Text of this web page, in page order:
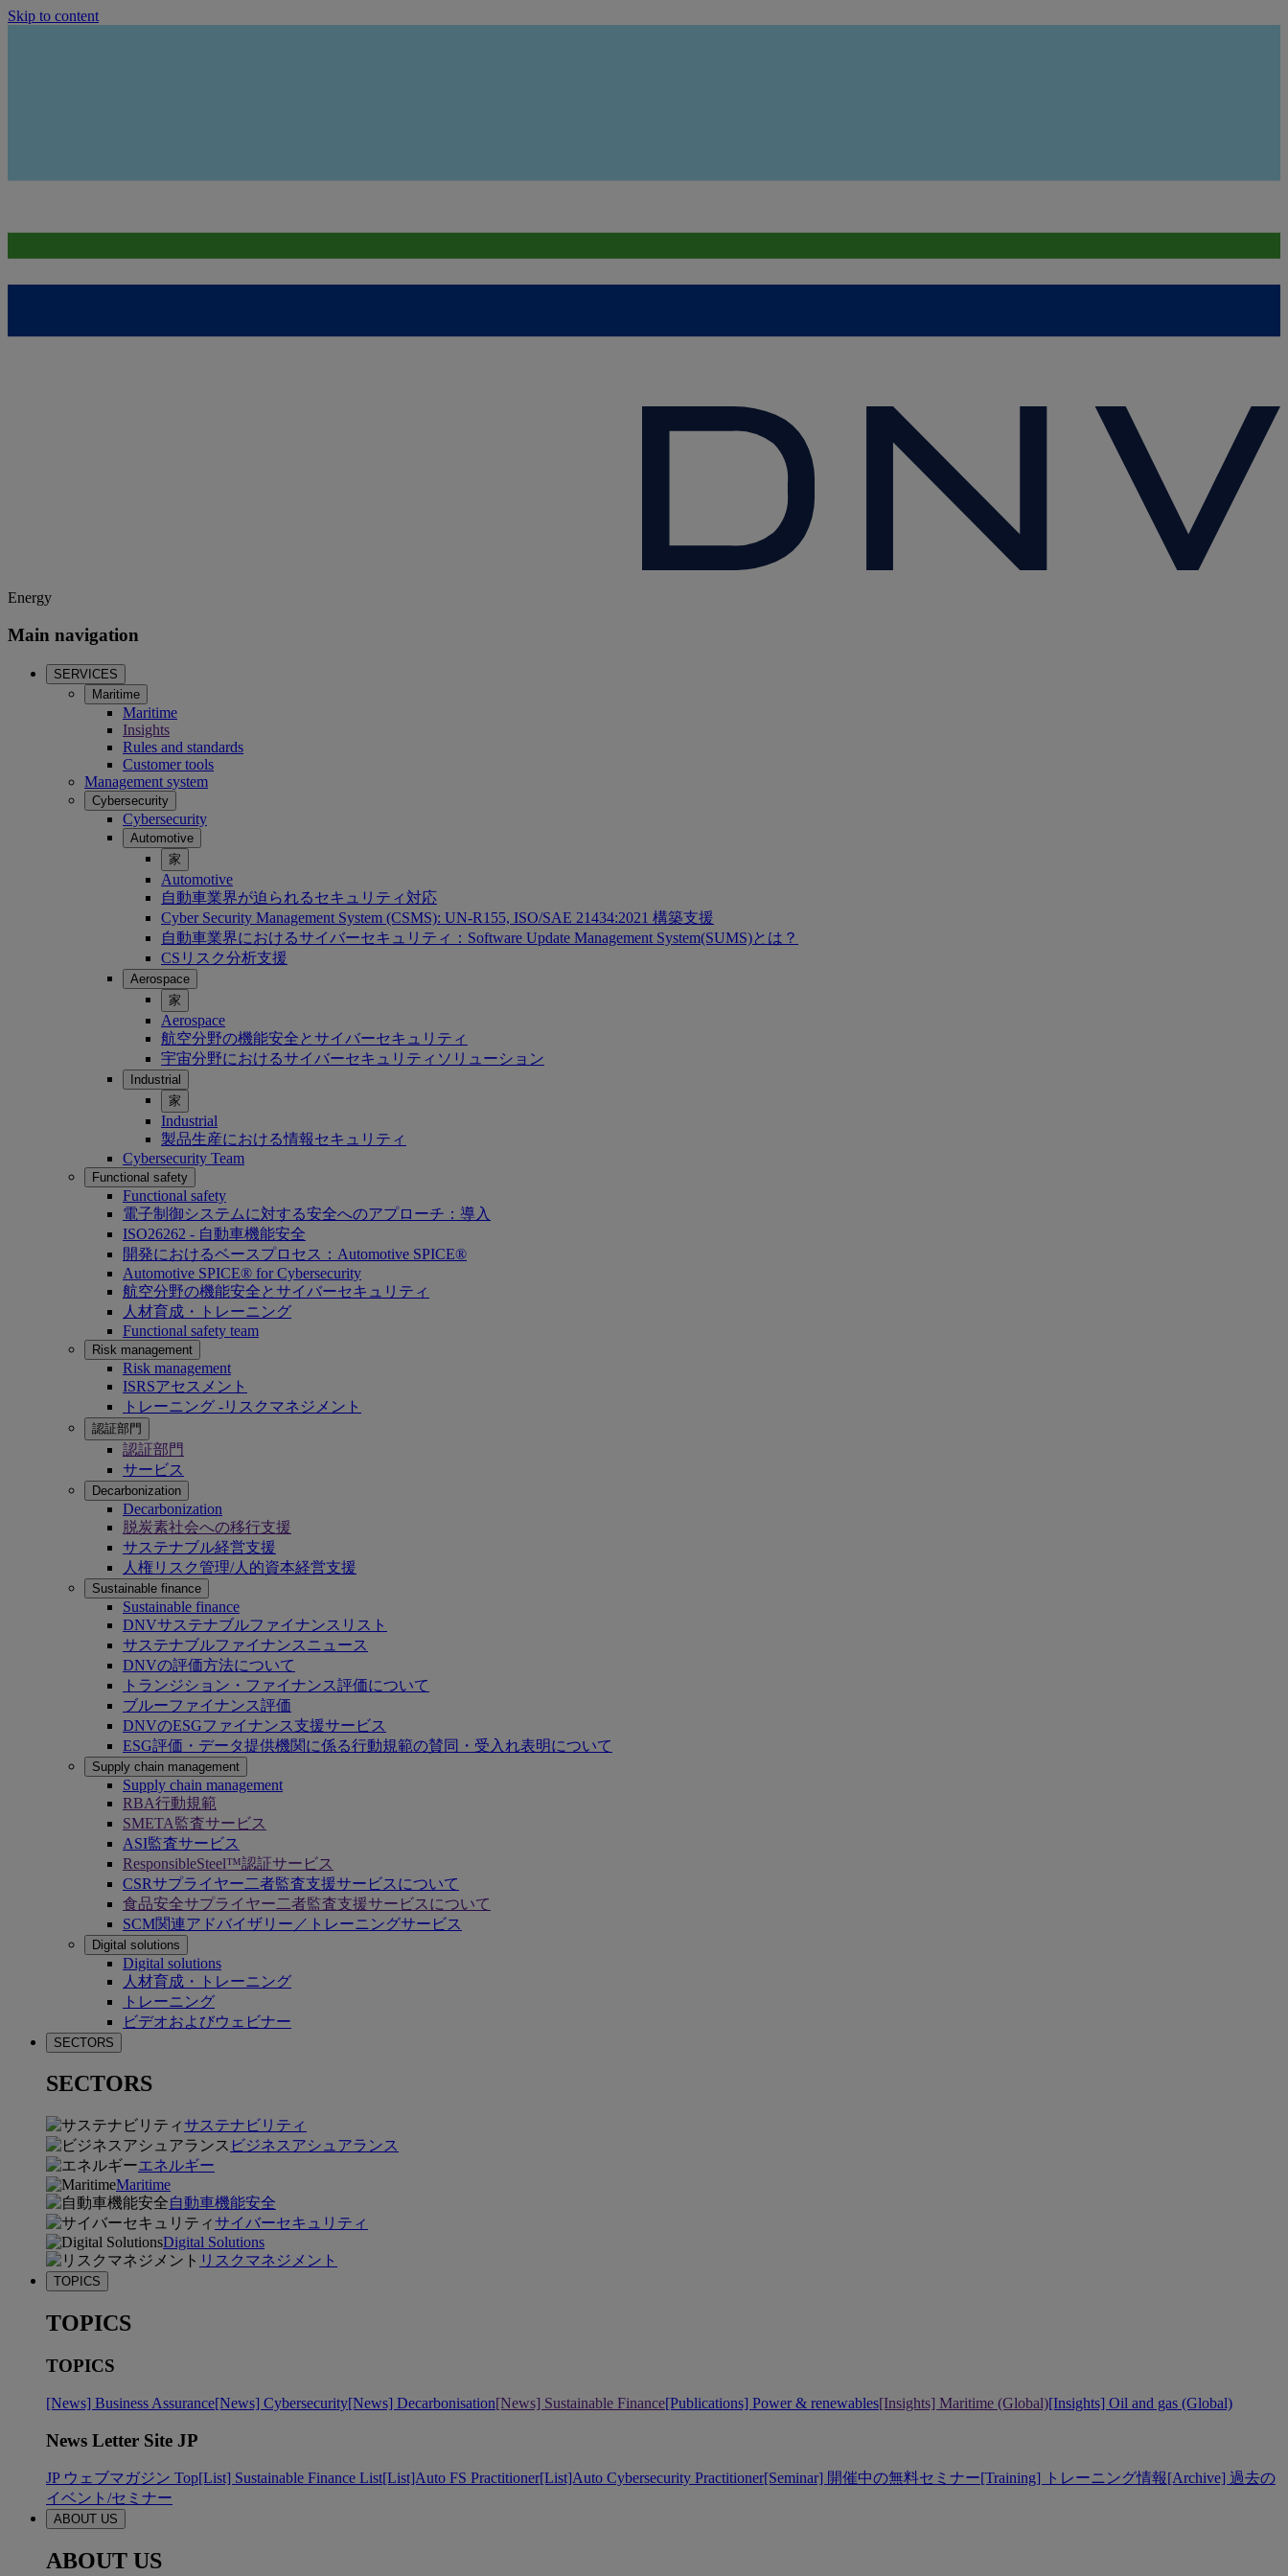
Skip to content
Energy
Main navigation
SERVICES
Maritime
Maritime
Insights
Rules and standards
Customer tools
Management system
Cybersecurity
Cybersecurity
Automotive
家
Automotive
自動車業界が迫られるセキュリティ対応
Cyber Security Management System (CSMS): UN-R155, ISO/SAE 21434:2021 構築支援
自動車業界におけるサイバーセキュリティ：Software Update Management System(SUMS)とは？
CSリスク分析支援
Aerospace
家
Aerospace
航空分野の機能安全とサイバーセキュリティ
宇宙分野におけるサイバーセキュリティソリューション
Industrial
家
Industrial
製品生産における情報セキュリティ
Cybersecurity Team
Functional safety
Functional safety
電子制御システムに対する安全へのアプローチ：導入
ISO26262 - 自動車機能安全
開発におけるベースプロセス：Automotive SPICE®
Automotive SPICE® for Cybersecurity
航空分野の機能安全とサイバーセキュリティ
人材育成・トレーニング
Functional safety team
Risk management
Risk management
ISRSアセスメント
トレーニング -リスクマネジメント
認証部門
認証部門
サービス
Decarbonization
Decarbonization
脱炭素社会への移行支援
サステナブル経営支援
人権リスク管理/人的資本経営支援
Sustainable finance
Sustainable finance
DNVサステナブルファイナンスリスト
サステナブルファイナンスニュース
DNVの評価方法について
トランジション・ファイナンス評価について
ブルーファイナンス評価
DNVのESGファイナンス支援サービス
ESG評価・データ提供機関に係る行動規範の賛同・受入れ表明について
Supply chain management
Supply chain management
RBA行動規範
SMETA監査サービス
ASI監査サービス
ResponsibleSteel™認証サービス
CSRサプライヤー二者監査支援サービスについて
食品安全サプライヤー二者監査支援サービスについて
SCM関連アドバイザリー／トレーニングサービス
Digital solutions
Digital solutions
人材育成・トレーニング
トレーニング
ビデオおよびウェビナー
SECTORS
SECTORS
サステナビリティ
ビジネスアシュアランス
エネルギー
Maritime
自動車機能安全
サイバーセキュリティ
Digital Solutions
リスクマネジメント
TOPICS
TOPICS
TOPICS
[News] Business Assurance[News] Cybersecurity[News] Decarbonisation[News] Sustainable Finance[Publications] Power & renewables[Insights] Maritime (Global)[Insights] Oil and gas (Global)
News Letter Site JP
JP ウェブマガジン Top[List] Sustainable Finance List[List]Auto FS Practitioner[List]Auto Cybersecurity Practitioner[Seminar] 開催中の無料セミナー[Training] トレーニング情報[Archive] 過去の
イベント/セミナー
ABOUT US
ABOUT US